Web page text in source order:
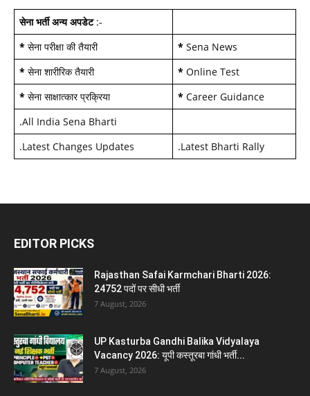
सेना भर्ती अन्य अपडेट:-
* सेना परीक्षा की तैयारी * Sena News
* सेना शारीरिक तैयारी * Online Test
* सेना साक्षात्कार प्रक्रिया * Career Guidance
.All India Sena Bharti
.Latest Changes Updates .Latest Bharti Rally
EDITOR PICKS
Rajasthan Safai Karmchari Bharti 2026:
24752 पदों पर सीधी भर्ती
7 August, 2026
UP Kasturba Gandhi Balika Vidyalaya
Vacancy 2026: यूपी कस्तूरबा गांधी भर्ती...
7 August, 2026